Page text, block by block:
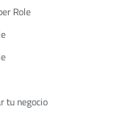
Role
tu negocio